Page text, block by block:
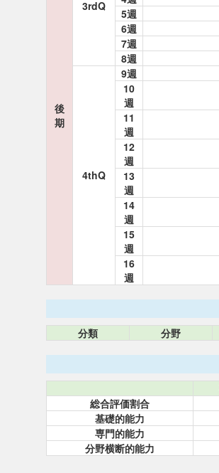
後
期
3rdQ
5週
6週
7週
8週
4thQ
9週
10
週
11
週
12
週
13
週
14
週
15
週
16
週
分類 分野
総合評価割合
基礎的能力
専門的能力
分野横断的能力